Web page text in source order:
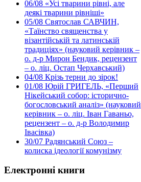
06/08 «Усі тварини рівні, але
деякі тварини рівніші»
05/08 Святослав САВЧИН,
«Таїнство священства у
візантійській та латинській
традиціях» (науковий керівник –
о. д-р Мирон Бендик, рецензент
– о. ліц. Остап Черхавський)
04/08 Крізь терни до зірок!
01/08 Юрій ГРИГЕЛЬ, «Перший
Нікейський собор: історично-
богословський аналіз» (науковий
керівник – о. ліц. Іван Гаваньо,
рецензент – о. д-р Володимир
Івасівка)
30/07 Радянський Союз –
колиска ідеології комунізму
Електронні книги